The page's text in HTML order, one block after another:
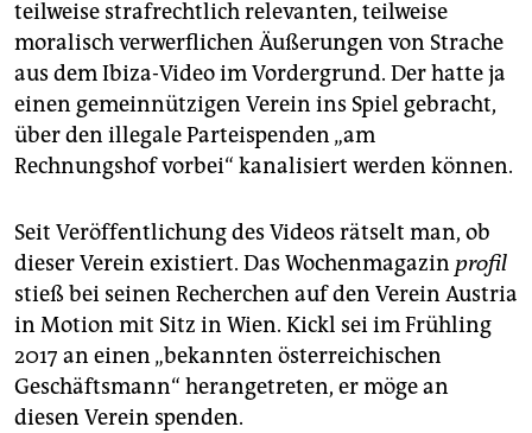
teilweise strafrechtlich relevanten, teilweise
moralisch verwerflichen Äußerungen von Strache
aus dem Ibiza-Video im Vordergrund. Der hatte ja
einen gemeinnützigen Verein ins Spiel gebracht,
über den illegale Parteispenden „am
Rechnungshof vorbei“ kanalisiert werden können.
Seit Veröffentlichung des Videos rätselt man, ob
dieser Verein existiert. Das Wochenmagazin profil
stieß bei seinen Recherchen auf den Verein Austria
in Motion mit Sitz in Wien. Kickl sei im Frühling
2017 an einen „bekannten österreichischen
Geschäftsmann“ herangetreten, er möge an
diesen Verein spenden.